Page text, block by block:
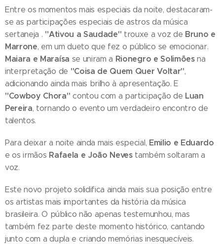
Entre os momentos mais especiais da noite, destacaram-
se as participações especiais de astros da música
sertaneja . "Ativou a Saudade" trouxe a voz de Bruno e
Marrone, em um dueto que fez o público se emocionar.
Maiara e Maraísa se uniram a Rionegro e Solimõesna
interpretação de "Coisa de Quem Quer Voltar",
adicionando ainda mais brilho à apresentação. E
"Cowboy Chora" contou com a participação de Luan
Pereira, tornando o evento um verdadeiro encontro de
talentos.
Para deixar a noite ainda mais especial, Emilio e Eduardo
e os irmãos Rafaela e João Neves também soltaram a
voz.
Este novo projeto solidifica ainda mais sua posição entre
os artistas mais importantes da história da música
brasileira. O público não apenas testemunhou, mas
também fez parte deste momento histórico, cantando
junto com a dupla e criando memórias inesquecíveis.